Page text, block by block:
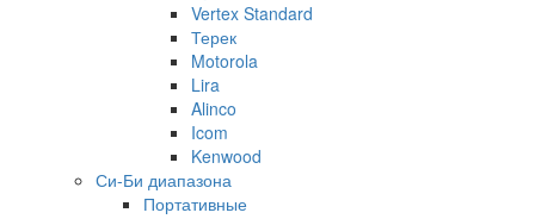
Vertex Standard
Терек
Motorola
Lira
Alinco
Icom
Kenwood
Си-Би диапазона
Портативные